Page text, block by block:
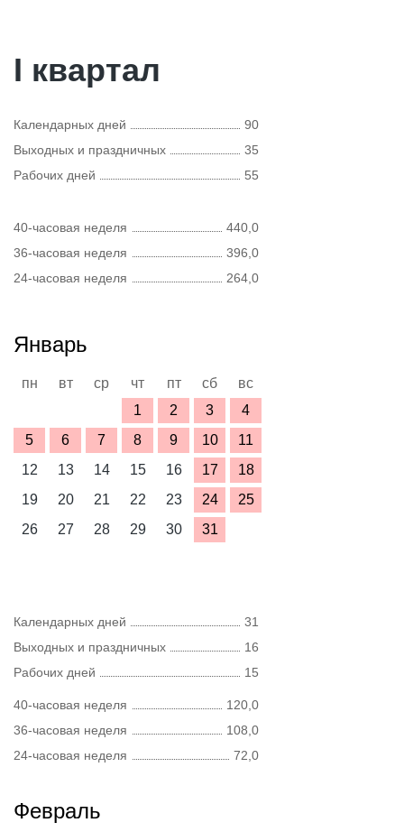
I квартал
Календарных дней
90
Выходных и праздничных
35
Рабочих дней
55
40-часовая неделя
440,0
36-часовая неделя
396,0
24-часовая неделя
264,0
Январь
пн вт ср чт пт сб
вс
1
2 3
4
5
6 7 8 9 10
11
12
13 14 15 16 17
18
19
20 21 22 23 24
25
26
27 28 29 30 31
Календарных дней
31
Выходных и праздничных
16
Рабочих дней
15
40-часовая неделя
120,0
36-часовая неделя
108,0
24-часовая неделя
72,0
Февраль